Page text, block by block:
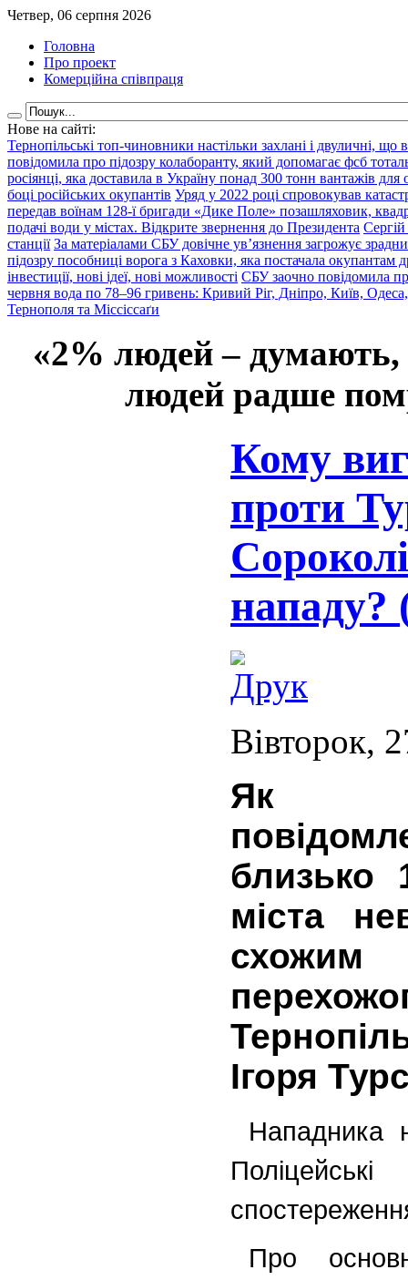
Четвер, 06 серпня 2026
Головна
Про проект
Комерційна співпраця
Нове на сайті:
Тернопільські топ-чиновники настільки захлані і двуличні, що
повідомила про підозру колаборанту, який допомагає фсб
росіянці, яка доставила в Україну понад 300 тонн вантажів для
боці російських окупантів Уряд у 2022 році спровокував
передав воїнам 128-ї бригади «Дике Поле» позашляховик,
подачі води у містах. Відкрите звернення до Президента
станції За матеріалами СБУ довічне ув’язнення загрожує
підозру пособниці ворога з Каховки, яка постачала окупантам
інвестиції, нові ідеї, нові можливості СБУ заочно повідомила
червня вода по 78–96 гривень: Кривий Ріг, Дніпро, Київ,
Тернополя та Міссіссаґи
«2% людей –
людей радше
Кому
проти
нападу?
Вівторок,
Як
близько
міста
Ігоря
Нападника
Про